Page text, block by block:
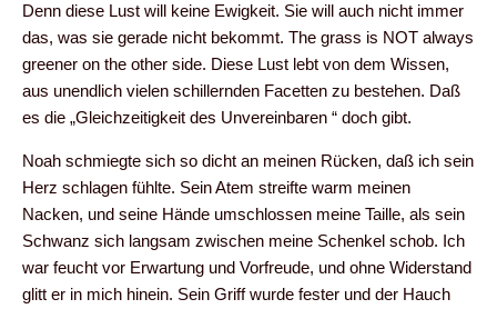
Denn diese Lust will keine Ewigkeit. Sie will auch nicht immer
das, was sie gerade nicht bekommt. The grass is NOT always
greener on the other side. Diese Lust lebt von dem Wissen,
aus unendlich vielen schillernden Facetten zu bestehen. Daß
es die „Gleichzeitigkeit des Unvereinbaren “ doch gibt.
Noah schmiegte sich so dicht an meinen Rücken, daß ich sein
Herz schlagen fühlte. Sein Atem streifte warm meinen
Nacken, und seine Hände umschlossen meine Taille, als sein
Schwanz sich langsam zwischen meine Schenkel schob. Ich
war feucht vor Erwartung und Vorfreude, und ohne Widerstand
glitt er in mich hinein. Sein Griff wurde fester und der Hauch